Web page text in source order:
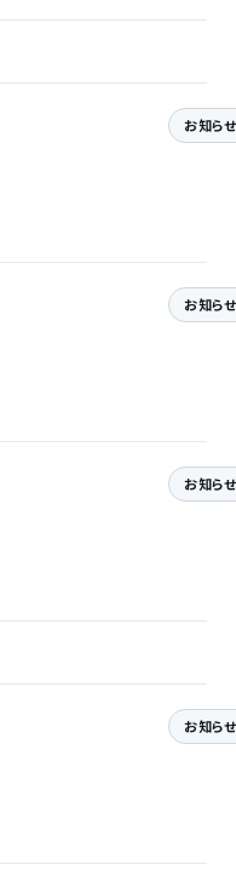
お知らせ
お知らせ
お知らせ
お知らせ